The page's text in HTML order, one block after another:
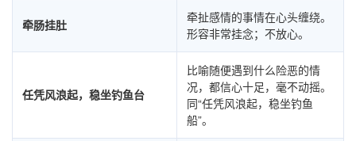
牵肠挂肚
牵扯感情的事情在心头缠绕。
形容非常挂念；不放心。
任凭风浪起，稳坐钓鱼台
比喻随便遇到什么险恶的情
况，都信心十足，毫不动摇。
同“任凭风浪起，稳坐钓鱼
船”。